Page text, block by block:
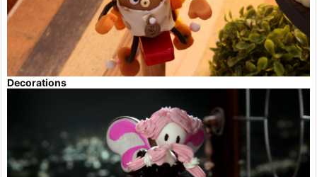
Decorations